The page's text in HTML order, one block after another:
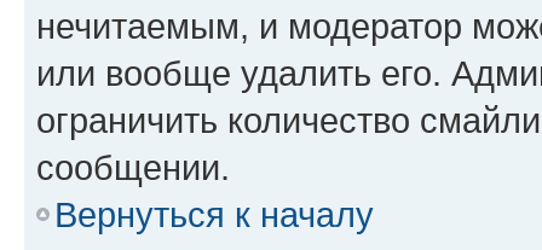
нечитаемым, и модератор
или вообще удалить его.
ограничить количество
сообщении.
Вернуться к началу